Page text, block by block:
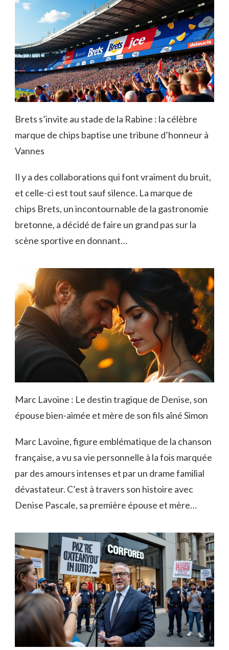
Brets s’invite au stade de la Rabine : la célèbre
marque de chips baptise une tribune d’honneur à
Vannes
Il y a des collaborations qui font vraiment du bruit,
et celle-ci est tout sauf silence. La marque de
chips Brets, un incontournable de la gastronomie
bretonne, a décidé de faire un grand pas sur la
scène sportive en donnant…
Marc Lavoine : Le destin tragique de Denise, son
épouse bien-aimée et mère de son fils aîné Simon
Marc Lavoine, figure emblématique de la chanson
française, a vu sa vie personnelle à la fois marquée
par des amours intenses et par un drame familial
dévastateur. C’est à travers son histoire avec
Denise Pascale, sa première épouse et mère…